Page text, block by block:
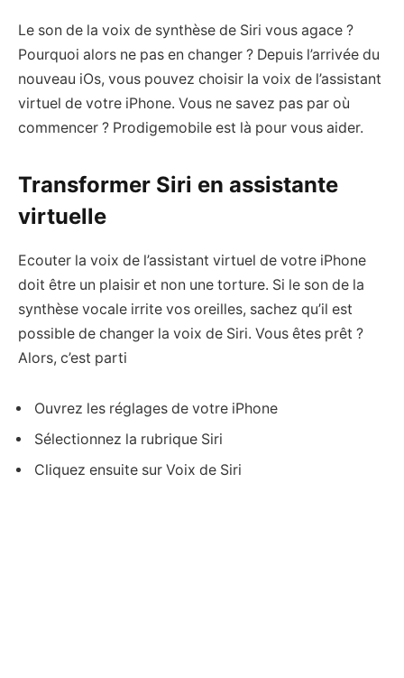
Le son de la voix de synthèse de Siri vous agace ?
Pourquoi alors ne pas en changer ? Depuis l’arrivée du
nouveau iOs, vous pouvez choisir la voix de l’assistant
virtuel de votre iPhone. Vous ne savez pas par où
commencer ? Prodigemobile est là pour vous aider.
Transformer Siri en assistante
virtuelle
Ecouter la voix de l’assistant virtuel de votre iPhone
doit être un plaisir et non une torture. Si le son de la
synthèse vocale irrite vos oreilles, sachez qu’il est
possible de changer la voix de Siri. Vous êtes prêt ?
Alors, c’est parti
Ouvrez les réglages de votre iPhone
Sélectionnez la rubrique Siri
Cliquez ensuite sur Voix de Siri